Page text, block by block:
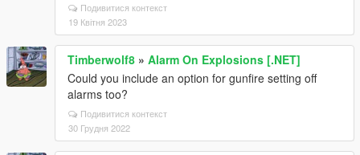
Подивитися контекст
19 Квітня 2023
Timberwolf8 » Alarm On Explosions [.NET]
Could you include an option for gunfire setting off
alarms too?
Подивитися контекст
30 Грудня 2022